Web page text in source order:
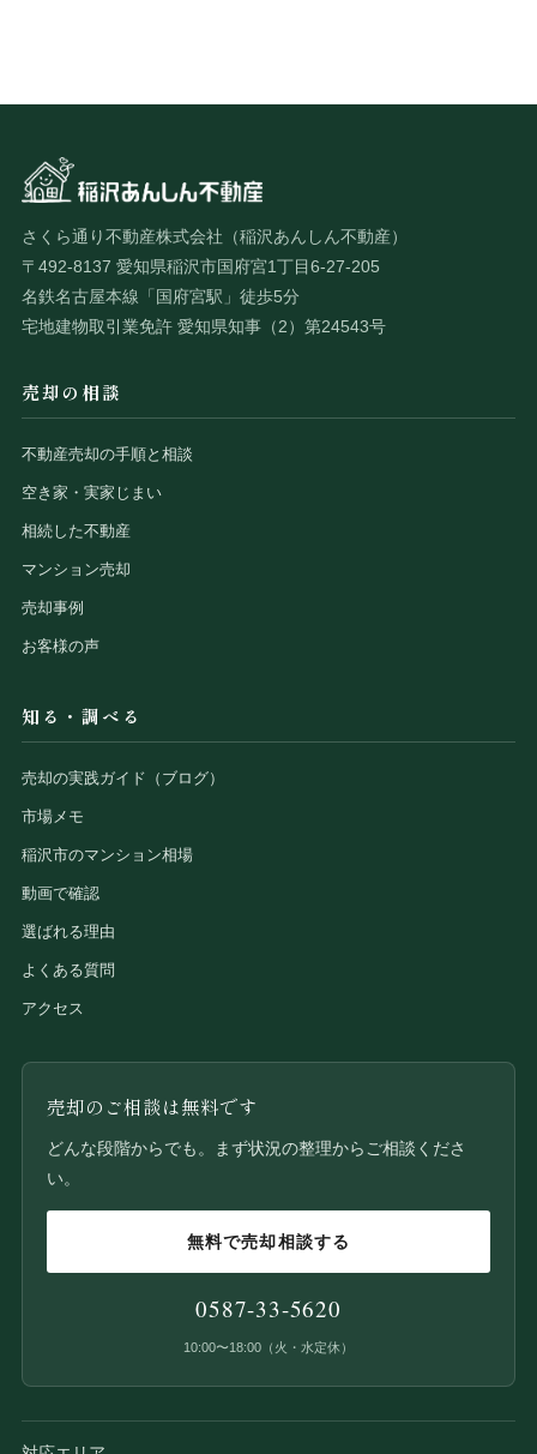
さくら通り不動産株式会社（稲沢あんしん不動産）
〒492-8137 愛知県稲沢市国府宮1丁目6-27-205
名鉄名古屋本線「国府宮駅」徒歩5分
宅地建物取引業免許 愛知県知事（2）第24543号
売却の相談
不動産売却の手順と相談
空き家・実家じまい
相続した不動産
マンション売却
売却事例
お客様の声
知る・調べる
売却の実践ガイド（ブログ）
市場メモ
稲沢市のマンション相場
動画で確認
選ばれる理由
よくある質問
アクセス
売却のご相談は無料です
どんな段階からでも。まず状況の整理からご相談くださ
い。
無料で売却相談する
0587-33-5620
10:00〜18:00（火・水定休）